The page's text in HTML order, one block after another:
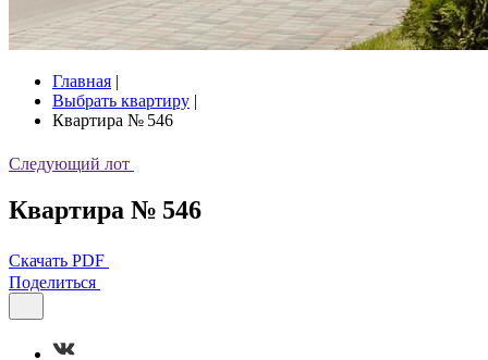
Главная |
Выбрать квартиру |
Квартира № 546
Следующий лот
Квартира № 546
Скачать PDF
Поделиться